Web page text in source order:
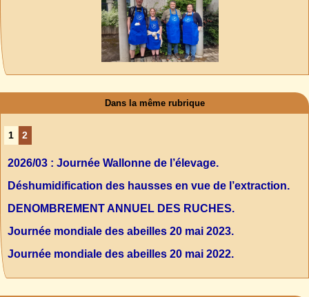
Dans la même rubrique
1 2
2026/03 : Journée Wallonne de l’élevage.
Déshumidification des hausses en vue de l’extraction.
DENOMBREMENT ANNUEL DES RUCHES.
Journée mondiale des abeilles 20 mai 2023.
Journée mondiale des abeilles 20 mai 2022.